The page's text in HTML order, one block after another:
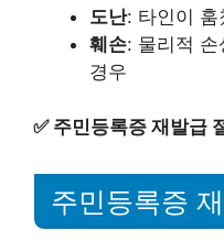
도난: 타인이 훔
훼손: 물리적
경우
✅ 주민등록증 재발급
주민등록증